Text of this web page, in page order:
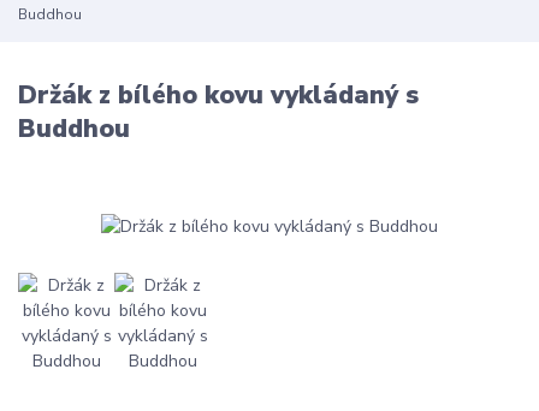
Buddhou
Držák z bílého kovu vykládaný s
Buddhou